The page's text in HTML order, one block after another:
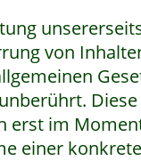
von
erst im
einer